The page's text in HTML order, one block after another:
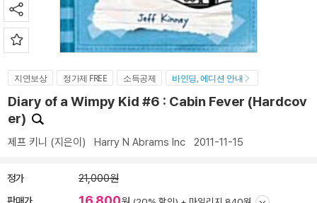
지연보상 정가제 FREE 소득공제 바인딩, 에디션 안내
Diary of a Wimpy Kid #6 : Cabin Fever (Hardcov
er)
제프 키니 (지은이) Harry N Abrams Inc 2011-11-15
정가 21,000원
판매가